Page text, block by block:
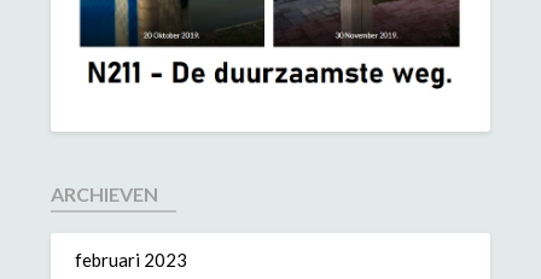
ARCHIEVEN
februari 2023